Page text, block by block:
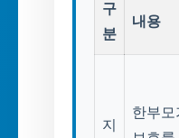
구
분
내용
지
한부